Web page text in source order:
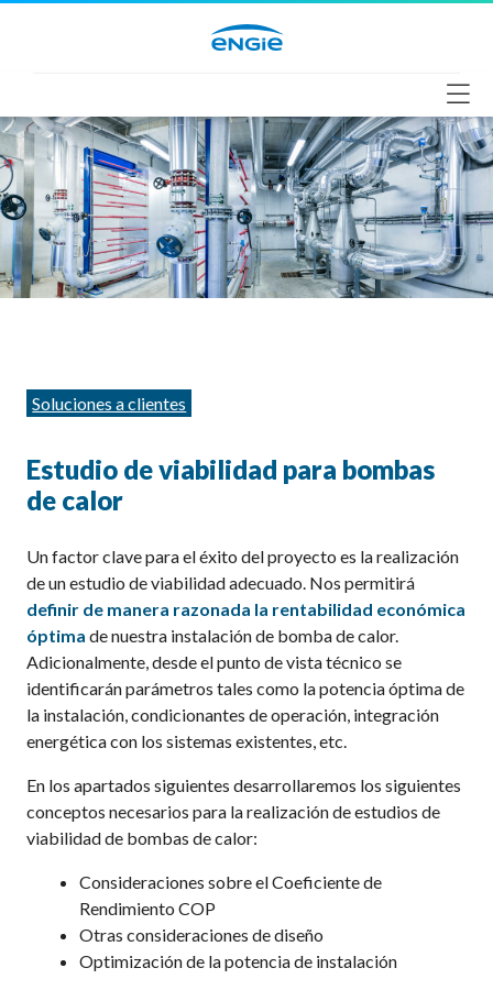
Categorías
Soluciones a clientes
Estudio de viabilidad para bombas
de calor
Un factor clave para el éxito del proyecto es la realización
de un estudio de viabilidad adecuado. Nos permitirá
definir de manera razonada la rentabilidad económica
óptima de nuestra instalación de bomba de calor.
Adicionalmente, desde el punto de vista técnico se
identificarán parámetros tales como la potencia óptima de
la instalación, condicionantes de operación, integración
energética con los sistemas existentes, etc.
En los apartados siguientes desarrollaremos los siguientes
conceptos necesarios para la realización de estudios de
viabilidad de bombas de calor:
Consideraciones sobre el Coeficiente de
Rendimiento COP
Otras consideraciones de diseño
Optimización de la potencia de instalación